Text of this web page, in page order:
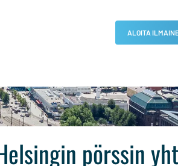
ALOITA
pörssin